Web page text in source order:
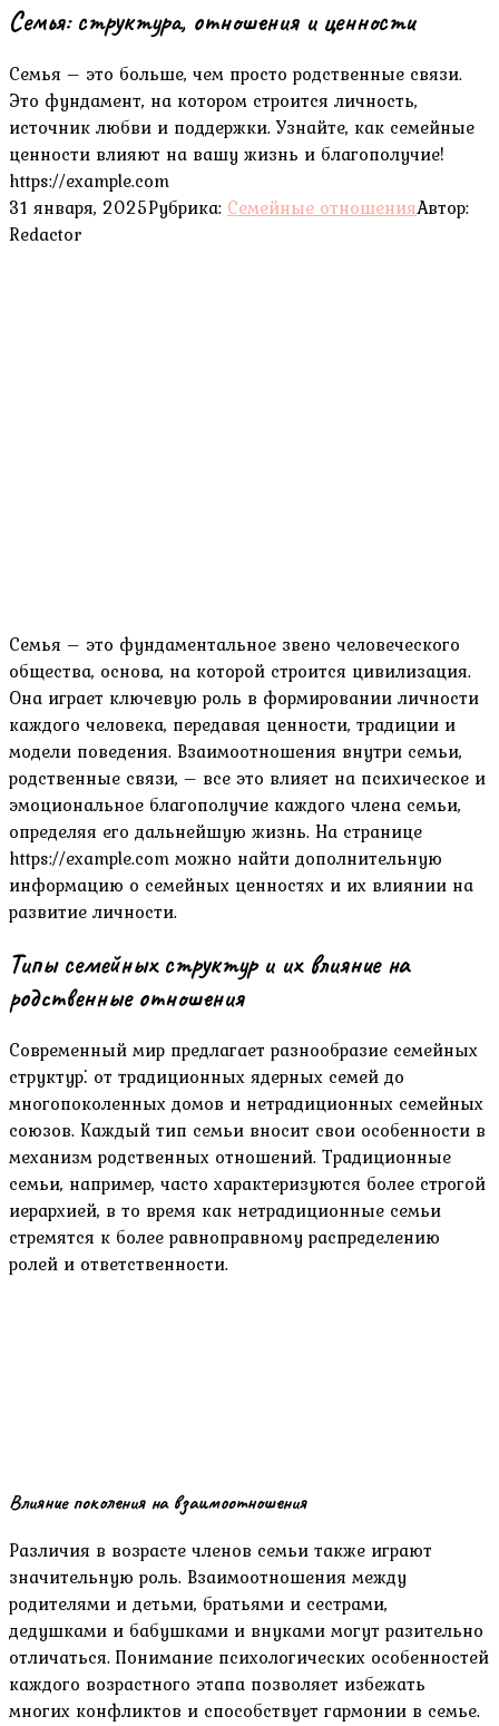
Семья: структура, отношения и ценности
Семья – это больше, чем просто родственные связи.
Это фундамент, на котором строится личность,
источник любви и поддержки. Узнайте, как семейные
ценности влияют на вашу жизнь и благополучие!
https://example.com
31 января, 2025Рубрика: Семейные отношенияАвтор:
Redactor
Семья – это фундаментальное звено человеческого
общества, основа, на которой строится цивилизация.
Она играет ключевую роль в формировании личности
каждого человека, передавая ценности, традиции и
модели поведения. Взаимоотношения внутри семьи,
родственные связи, – все это влияет на психическое и
эмоциональное благополучие каждого члена семьи,
определяя его дальнейшую жизнь. На странице
https://example.com можно найти дополнительную
информацию о семейных ценностях и их влиянии на
развитие личности.
Типы семейных структур и их влияние на
родственные отношения
Современный мир предлагает разнообразие семейных
структур⁚ от традиционных ядерных семей до
многопоколенных домов и нетрадиционных семейных
союзов. Каждый тип семьи вносит свои особенности в
механизм родственных отношений. Традиционные
семьи, например, часто характеризуются более строгой
иерархией, в то время как нетрадиционные семьи
стремятся к более равноправному распределению
ролей и ответственности.
Влияние поколения на взаимоотношения
Различия в возрасте членов семьи также играют
значительную роль. Взаимоотношения между
родителями и детьми, братьями и сестрами,
дедушками и бабушками и внуками могут разительно
отличаться. Понимание психологических особенностей
каждого возрастного этапа позволяет избежать
многих конфликтов и способствует гармонии в семье.